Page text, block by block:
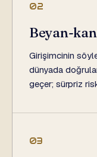
02
Beyan-
Girişimcinin
dünyada
geçer; sürpriz
03